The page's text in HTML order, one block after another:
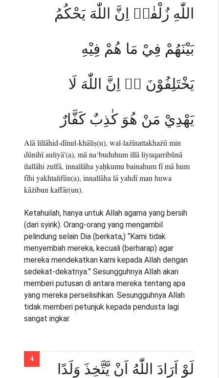
اللّٰهِ زُلْفٰىۗ اِنَّ اللّٰهَ يَحْكُمُ
بَيْنَهُمْ فِيْ مَا هُمْ فِيْهِ
يَخْتَلِفُوْنَ ەۗ اِنَّ اللّٰهَ لَا
يَهْدِيْ مَنْ هُوَ كٰذِبٌ كَفَّارٌ
Alā lillāhid-dīnul-khāliṣ(u), wal-lażīnattakhażū min
dūnihī auliyā'(a), mā na‘buduhum illā liyuqarribūnā
ilallāhi zulfā, innallāha yaḥkumu bainahum fī mā hum
fīhi yakhtalifūn(a), innallāha lā yahdī man huwa
kāżibun kaffār(un).
Ketahuilah, hanya untuk Allah agama yang bersih
(dari syirik). Orang-orang yang mengambil
pelindung selain Dia (berkata,) “Kami tidak
menyembah mereka, kecuali (berharap) agar
mereka mendekatkan kami kepada Allah dengan
sedekat-dekatnya.” Sesungguhnya Allah akan
memberi putusan di antara mereka tentang apa
yang mereka perselisihkan. Sesungguhnya Allah
tidak memberi petunjuk kepada pendusta lagi
sangat ingkar.
لَوْ اَرَادَ اللّٰهُ اَنْ يَّتَّخِذَ وَلَدًا